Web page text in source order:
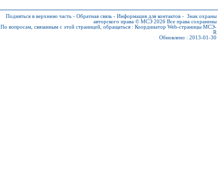
Подняться в верхнюю часть - Обратная связь - Информация для контактов - Знак охраны
авторского права © МСЭ 2026 Все права сохранены
По вопросам, связанным с этой страницей, обращаться : Координатор Web-страницы МСЭ-
R
Обновлено : 2013-01-30